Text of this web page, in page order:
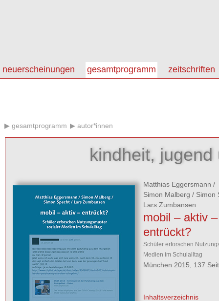
neuerscheinungen gesamtprogramm zeitschriften
gesamtprogramm autor*innen
kindheit, jugend
Matthias Eggersmann /
Simon Malberg / Simon
Lars Zumbansen
mobil – aktiv –
entrückt?
Schüler erforschen
Medien im Schulalltag
München 2015, 137
Inhaltsverzeichnis